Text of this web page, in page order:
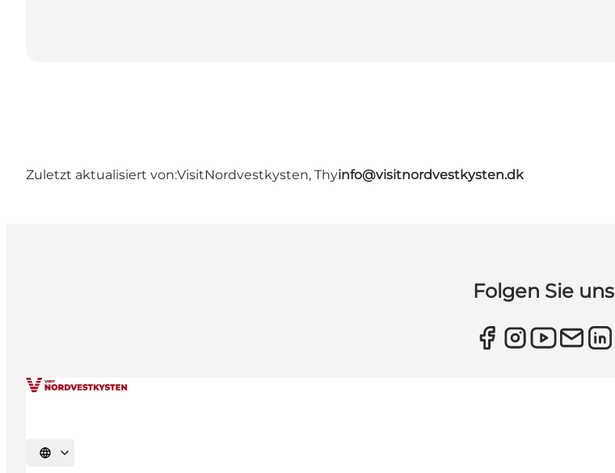
Zuletzt aktualisiert von:VisitNordvestkysten, Thyinfo@visitnordvestkysten.dk
Folgen Sie uns
Sprache auswählen